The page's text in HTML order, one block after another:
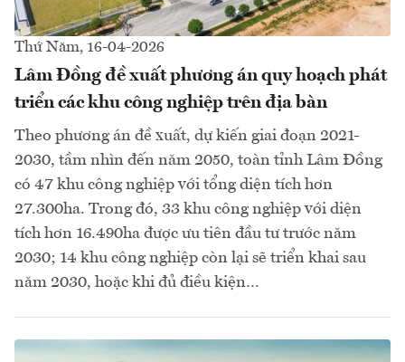
Thứ Năm, 16-04-2026
Lâm Đồng đề xuất phương án quy hoạch phát
triển các khu công nghiệp trên địa bàn
Theo phương án đề xuất, dự kiến giai đoạn 2021-
2030, tầm nhìn đến năm 2050, toàn tỉnh Lâm Đồng
có 47 khu công nghiệp với tổng diện tích hơn
27.300ha. Trong đó, 33 khu công nghiệp với diện
tích hơn 16.490ha được ưu tiên đầu tư trước năm
2030; 14 khu công nghiệp còn lại sẽ triển khai sau
năm 2030, hoặc khi đủ điều kiện…